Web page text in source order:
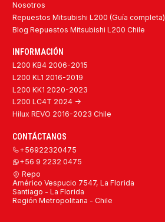
Nosotros
Repuestos Mitsubishi L200 (Guía completa)
Blog Repuestos Mitsubishi L200 Chile
INFORMACIÓN
L200 KB4 2006-2015
L200 KL1 2016-2019
L200 KK1 2020-2023
L200 LC4T 2024 ->
Hilux REVO 2016-2023 Chile
CONTÁCTANOS
+56922320475
+56 9 2232 0475
Repo
Américo Vespucio 7547, La Florida
Santiago - La Florida
Región Metropolitana - Chile